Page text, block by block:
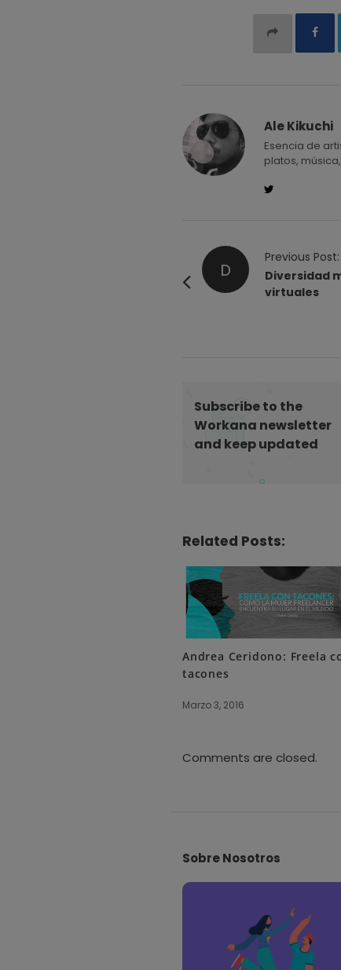
Ale Kikuchi
Esencia de
platos,
D
Previous Post:
Diversidad
virtuales
Subscribe to the
Workana newsletter
and keep updated
Related Posts:
Andrea Ceridono: Freela
tacones
Marzo 3, 2016
Comments are closed.
Sobre Nosotros